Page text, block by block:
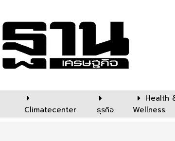
Climatecenter ธุรกิจ
Health
Wellness